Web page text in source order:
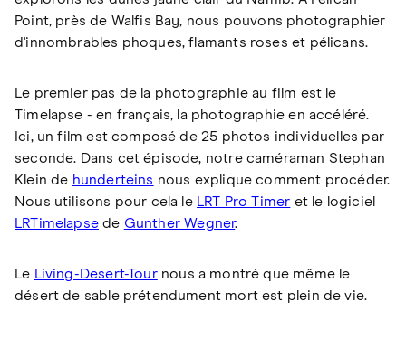
Point, près de Walfis Bay, nous pouvons photographier
d'innombrables phoques, flamants roses et pélicans.
Le premier pas de la photographie au film est le
Timelapse - en français, la photographie en accéléré.
Ici, un film est composé de 25 photos individuelles par
seconde. Dans cet épisode, notre caméraman Stephan
Klein de hunderteins nous explique comment procéder.
Nous utilisons pour cela le LRT Pro Timer et le logiciel
LRTimelapsede Gunther Wegner.
Le Living-Desert-Tournous a montré que même le
désert de sable prétendument mort est plein de vie.